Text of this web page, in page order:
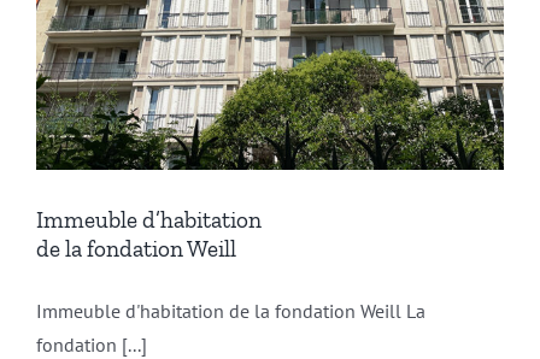
Immeuble d’habitation
de la fondation Weill
Immeuble d'habitation de la fondation Weill La
fondation [...]